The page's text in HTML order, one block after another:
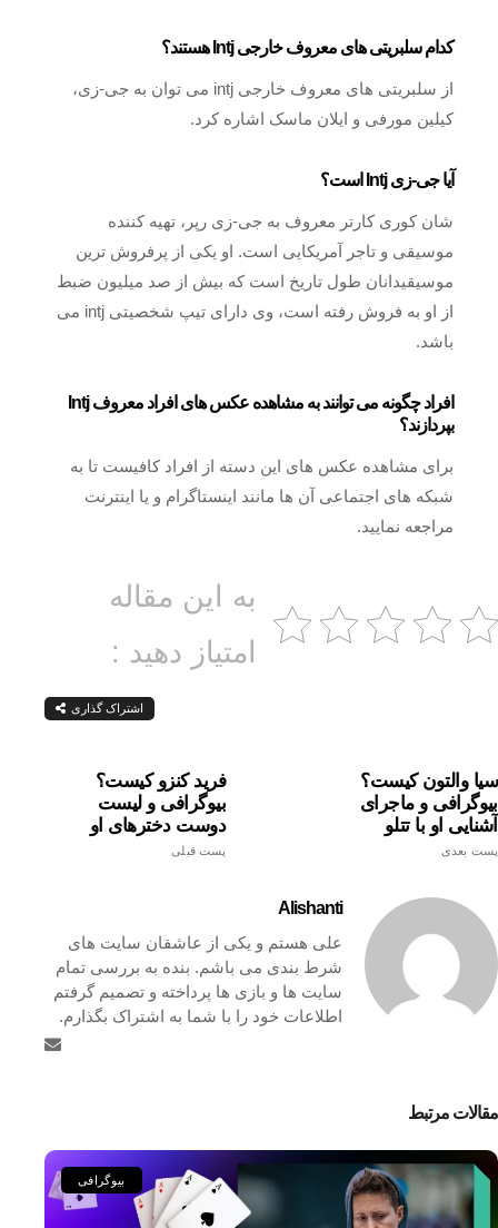
کدام سلبریتی های معروف خارجی Intj هستند؟
از سلبریتی های معروف خارجی intj می توان به جی-زی،
کیلین مورفی و ایلان ماسک اشاره کرد.
آیا جی-زی Intj است؟
شان کوری کارتر معروف به جی-زی رپر، تهیه‌ کننده
موسیقی و تاجر آمریکایی است. او یکی از پرفروش‌ ترین
موسیقیدانان طول تاریخ است که بیش از صد میلیون ضبط
از او به فروش رفته‌ است، وی دارای تیپ شخصیتی intj می
باشد.
افراد چگونه می توانند به مشاهده عکس های افراد معروف Intj
بپردازند؟
برای مشاهده عکس های این دسته از افراد کافیست تا به
شبکه‌ های اجتماعی آن ها مانند اینستاگرام و یا اینترنت
مراجعه نمایید.
به این مقاله
امتیاز دهید :
اشتراک گذاری
فرید کنزو کیست؟
بیوگرافی و لیست
دوست دخترهای او
پست قبلی
سیا والتون کیست؟
بیوگرافی و ماجرای
آشنایی او با تتلو
پست بعدی
Alishanti
علی هستم و یکی از عاشقان سایت های
شرط بندی می باشم. بنده به بررسی تمام
سایت ها و بازی ها پرداخته و تصمیم گرفتم
اطلاعات خود را با شما به اشتراک بگذارم.
مقالات مرتبط
بیوگرافی